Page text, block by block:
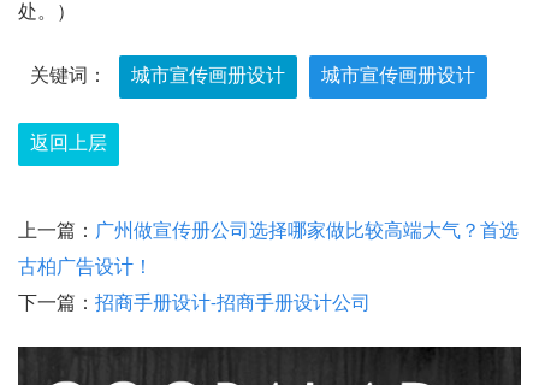
处。）
关键词： 城市宣传画册设计 城市宣传画册设计
返回上层
上一篇： 广州做宣传册公司选择哪家做比较高端大气？首选
古柏广告设计！
下一篇： 招商手册设计-招商手册设计公司